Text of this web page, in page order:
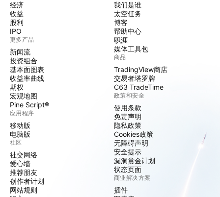
经济
收益
股利
IPO
更多产品
新闻流
投资组合
基本面图表
收益率曲线
期权
宏观地图
Pine Script®
应用程序
移动版
电脑版
社区
社交网络
爱心墙
推荐朋友
创作者计划
网站规则
我们是谁
太空任务
博客
帮助中心
职涯
媒体工具包
商品
TradingView商店
交易者塔罗牌
C63 TradeTime
政策和安全
使用条款
免责声明
隐私政策
Cookies政策
无障碍声明
安全提示
漏洞赏金计划
状态页面
商业解决方案
插件